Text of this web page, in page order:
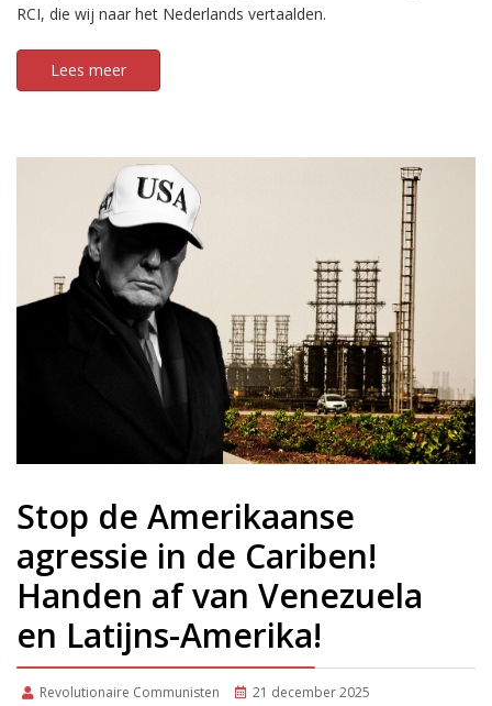
RCI, die wij naar het Nederlands vertaalden.
Lees meer
Stop de Amerikaanse
agressie in de Cariben!
Handen af van Venezuela
en Latijns-Amerika!
Revolutionaire Communisten 21 december 2025